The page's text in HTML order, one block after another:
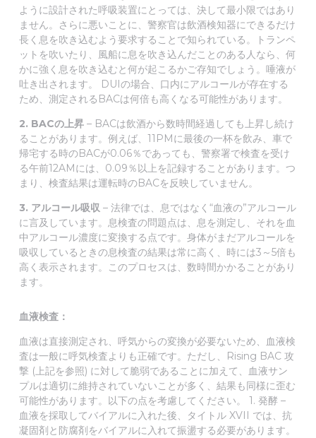
ように設計された呼吸装置にとっては、決して最小限ではあり
ません。さらに悪いことに、警察官は飲酒検知器にできるだけ
長く息を吹き込むよう要求することで知られている。トランペ
ットを吹いたり、風船に息を吹き込んだことのある人なら、何
かに強く息を吹き込むと何が起こるかご存知でしょう。唾液が
吐き出されます。 DUIの場合、口内にアルコールが存在する
ため、測定されるBACは何倍も高くなる可能性があります。
2. BACの上昇– BACは飲酒から数時間経過しても上昇し続け
ることがあります。例えば、11PMに最後の一杯を飲み、車で
帰宅する時のBACが0.06％であっても、警察署で検査を受け
る午前12AMには、0.09％以上を記録することがあります。つ
まり、検査結果は運転時のBACを反映していません。
3. アルコール吸収– 法律では、息ではなく“血液の”アルコール
に言及しています。息検査の問題点は、息を測定し、それを血
中アルコール濃度に変換する点です。身体がまだアルコールを
吸収しているときの息検査の結果は常に高く、時には3～5倍も
高く表示されます。このプロセスは、数時間かかることがあり
ます。
血液検査：
血液は直接測定され、呼気からの変換が必要ないため、血液検
査は一般に呼気検査よりも正確です。ただし、Rising BAC 攻
撃 (上記を参照) に対して脆弱であることに加えて、血液サン
プルは適切に維持されていないことが多く、結果も同様に歪む
可能性があります。以下の点を考慮してください。 1. 発酵 –
血液を採取してバイアルに入れた後、タイトル XVII では、抗
凝固剤と防腐剤をバイアルに入れて振盪する必要があります。